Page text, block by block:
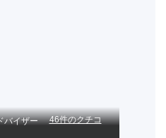
46件のクチコ